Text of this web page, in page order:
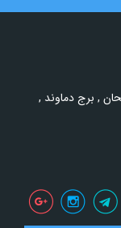
, برج دماوند ,